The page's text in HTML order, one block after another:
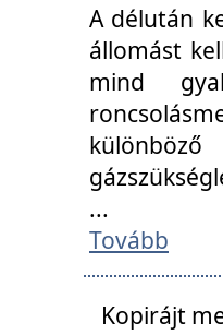
A délután
állomást
mind
...
Tovább
Kopirájt